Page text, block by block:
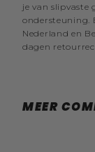
je van
ondersteuning.
Nederland en
dagen
MEER